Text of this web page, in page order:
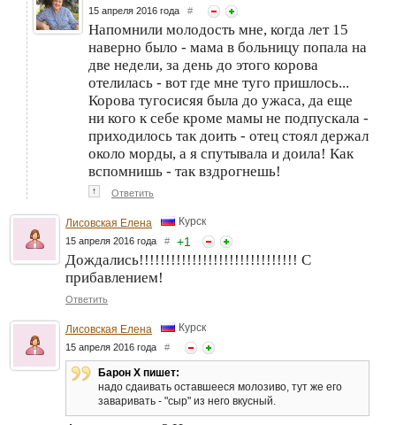
15 апреля 2016 года #
Напомнили молодость мне, когда лет 15
наверно было - мама в больницу попала на
две недели, за день до этого корова
отелилась - вот где мне туго пришлось...
Корова тугосисяя была до ужаса, да еще
ни кого к себе кроме мамы не подпускала -
приходилось так доить - отец стоял держал
около морды, а я спутывала и доила! Как
вспомнишь - так вздрогнешь!
↑ Ответить
Лисовская Елена Курск
15 апреля 2016 года # +1
Дождались!!!!!!!!!!!!!!!!!!!!!!!!!!!!!! С
прибавлением!
Ответить
Лисовская Елена Курск
15 апреля 2016 года #
Барон Х пишет:
надо сдаивать оставшееся молозиво, тут же его
заваривать - "сыр" из него вкусный.